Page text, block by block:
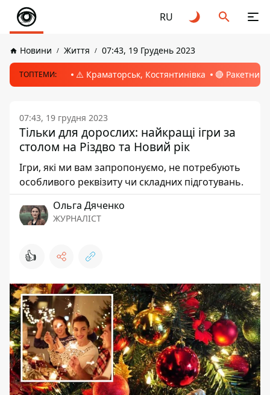
RU
Новини Життя 07:43, 19 Грудень 2023
ТОПТЕМИ: ⚠️ Краматорськ, Костянтинівка 🔴 Ракетний
07:43, 19 грудня 2023
Тільки для дорослих: найкращі ігри за
столом на Різдво та Новий рік
Ігри, які ми вам запропонуємо, не потребують
особливого реквізиту чи складних підготувань.
Ольга Дяченко
ЖУРНАЛІСТ
👍